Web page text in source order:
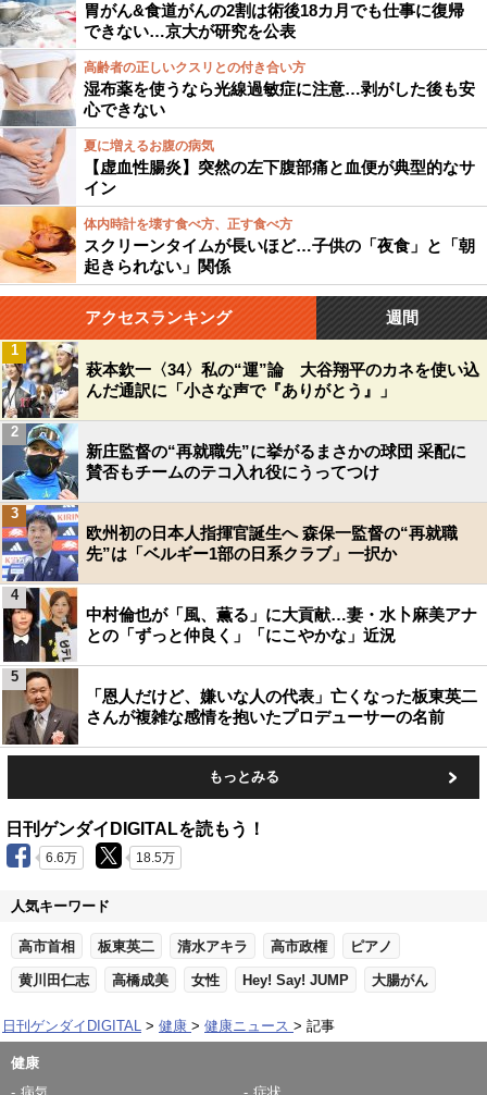
胃がん&食道がんの2割は術後18カ月でも仕事に復帰
できない…京大が研究を公表
高齢者の正しいクスリとの付き合い方
湿布薬を使うなら光線過敏症に注意…剥がした後も安
心できない
夏に増えるお腹の病気
【虚血性腸炎】突然の左下腹部痛と血便が典型的なサ
イン
体内時計を壊す食べ方、正す食べ方
スクリーンタイムが長いほど…子供の「夜食」と「朝
起きられない」関係
アクセスランキング 週間
萩本欽一〈34〉私の“運”論 大谷翔平のカネを使い込
んだ通訳に「小さな声で『ありがとう』」
1
新庄監督の“再就職先”に挙がるまさかの球団 采配に
賛否もチームのテコ入れ役にうってつけ
2
欧州初の日本人指揮官誕生へ 森保一監督の“再就職
先”は「ベルギー1部の日系クラブ」一択か
3
中村倫也が「風、薫る」に大貢献…妻・水卜麻美アナ
との「ずっと仲良く」「にこやかな」近況
4
「恩人だけど、嫌いな人の代表」亡くなった板東英二
さんが複雑な感情を抱いたプロデューサーの名前
5
もっとみる
日刊ゲンダイDIGITALを読もう！
6.6万 18.5万
人気キーワード
高市首相 板東英二 清水アキラ 高市政権 ピアノ
黄川田仁志 高橋成美 女性 Hey! Say! JUMP 大腸がん
日刊ゲンダイDIGITAL 健康 健康ニュース 記事
健康